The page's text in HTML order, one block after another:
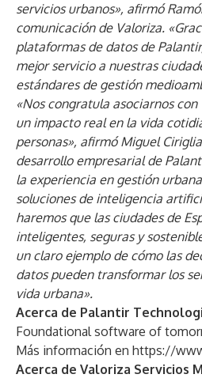
servicios urbanos», afirmó
comunicación de Valoriza.
plataformas de datos de
mejor servicio a nuestras
estándares de gestión
«Nos congratula asociarnos
un impacto real en la vida
personas», afirmó Miguel
desarrollo empresarial de
la experiencia en gestión
soluciones de inteligencia
haremos que las ciudades de
inteligentes, seguras y
un claro ejemplo de cómo las
datos pueden transformar los
vida urbana».
Acerca de Palantir
Foundational software of
Más información en https://
Acerca de Valoriza Servicios